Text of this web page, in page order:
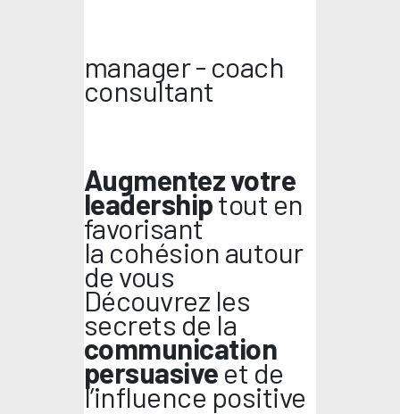
manager - coach
consultant
Augmentez votre
leadershiptout en
favorisant
la cohésion autour
de vous
Découvrez les
secrets de la
communication
persuasive et de
l’influence positive